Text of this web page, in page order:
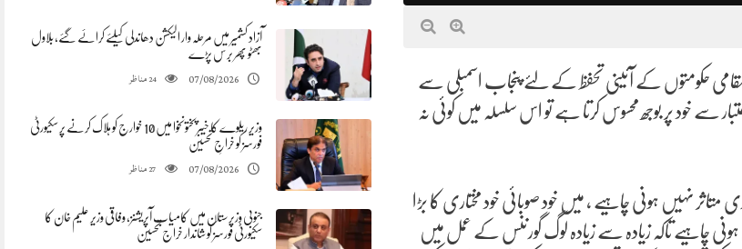
آزاد کشمیر میں مرحلہ وار الیکشن دھاندلی کیلئے کرائے گئے، بلاول
بھٹو پھر برس پڑے
07/08/2026
24مناظر
وزیر ریلوے کا خیبرپختونخوا میں 10 خوارج کو ہلاک کرنے پر سکیورٹی
فورسز کو خراجِ تحسین
07/08/2026
27مناظر
جنوبی وزیرستان میں کامیاب آپریشنز، وفاقی وزیر علیم خان کا
سکیورٹی فورسز کو شاندار خراج تحسین
حکومتوں کے آئینی تحفظ کے لئے پنجاب اسمبلی سے
معاشی اعتبار سے خود پر بوجھ محسوس کرتا ہے تو اس سلسلہ میں کوئی نہ
نہیں ہونی چاہیے ، میں خود صوبائی خود مختاری کا بڑا
چاہیے تاکہ زیادہ سے زیادہ لوگ گورننس کے عمل میں